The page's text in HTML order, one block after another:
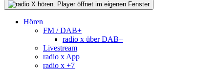
Hören
FM / DAB+
radio x über DAB+
Livestream
radio x App
radio x +7